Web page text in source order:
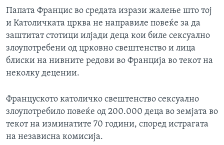
Папата Францис во средата изрази жалење што тој
и Католичката црква не направиле повеќе за да
заштитат стотици илјади деца кои биле сексуално
злоупотребени од црковно свештенство и лица
блиски на нивните редови во Франција во текот на
неколку децении.
Француското католичко свештенство сексуално
злоупотребило повеќе од 200.000 деца во земјата во
текот на изминатите 70 години, според истрагата
на независна комисија.